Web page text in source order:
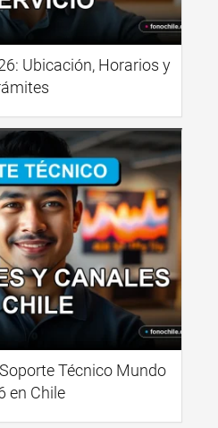
Ubicación, Horarios y
Técnico Mundo
en Chile